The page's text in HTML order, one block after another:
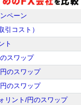
ペーン
引コスト）
ト
スワップ
のスワップ
のスワップ
リント/円のスワップ